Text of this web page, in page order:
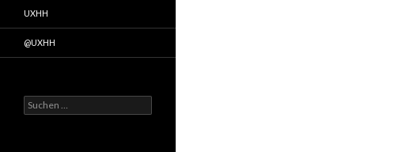
UXHH
@UXHH
Suchen
nach: